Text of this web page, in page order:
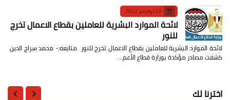
23 نوفمبر 2022
لائحة الموارد البشرية للعاملين بقطاع الاعمال تخرج
للنور
لائحة الموارد البشرية للعاملين بقطاع الاعمال تخرج للنور متابعه:- محمد سراج الدين
كشفت مصادر مؤكدة بوزارة قطاع الأعم…
اخترنا لك